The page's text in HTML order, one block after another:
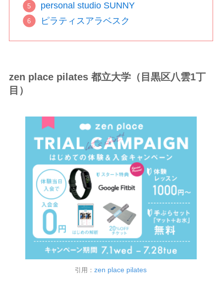
personal studio SUNNY
ピラティスアラベスク
zen place pilates 都立大学（目黒区八雲1丁
目）
引用： zen place pilates